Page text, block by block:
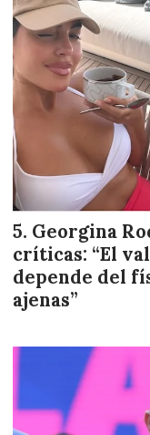
Georgina
críticas: “El
depende del
ajenas”